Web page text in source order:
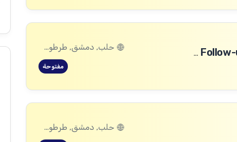
Community Committee Follow-up Staff Assistant (WFP Project)
حلب, دمشق, طرطوس, ريف دمشق, ديرالزور, درعا, السويداء, إدلب, القنيطرة, اللاذقية, الرقة, حمص, الحسكة, حماة
مفتوحة
حلب, دمشق, طرطوس, ريف دمشق, ديرالزور, درعا, السويداء, إدلب, القنيطرة, اللاذقية, الرقة, حمص, الحسكة, حماة